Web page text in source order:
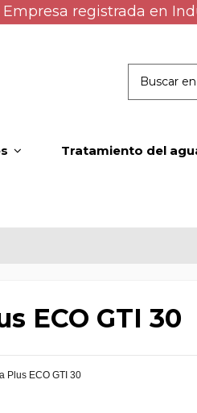
registrada en
Tratamiento del
ECO GTI 30
Plus ECO GTI 30